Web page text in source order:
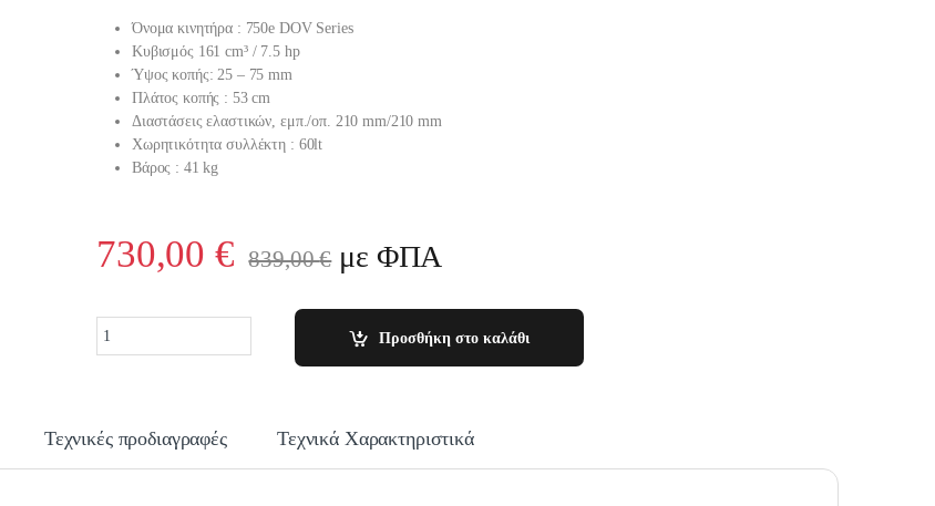
Όνομα κινητήρα : 750e DOV Series
Κυβισμός 161 cm³ / 7.5 hp
Ύψος κοπής: 25 – 75 mm
Πλάτος κοπής : 53 cm
Διαστάσεις ελαστικών, εμπ./οπ. 210 mm/210 mm
Χωρητικότητα συλλέκτη : 60lt
Βάρος : 41 kg
730,00€ 839,00€με ΦΠΑ
Προσθήκη στο καλάθι
Τεχνικές προδιαγραφές Τεχνικά Χαρακτηριστικά